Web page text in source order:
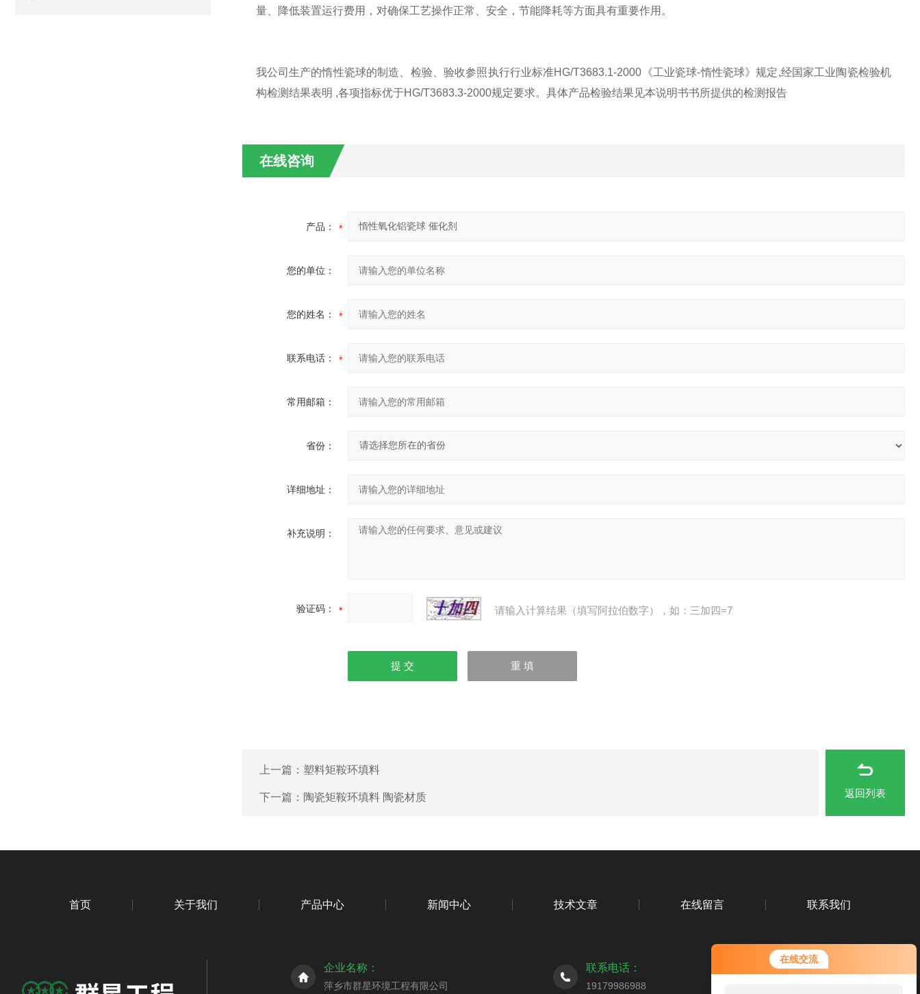
在线交流
量、降低装置运行费用，对确保工艺操作正常、安全，节能降耗等方面具有重要作用。
我公司生产的惰性瓷球的制造、检验、验收参照执行行业标准HG/T3683.1-2000 《工业瓷球-惰性瓷球》规定,经国家工业陶瓷检验机
构检测结果表明 ,各项指标优于HG/T3683.3-2000规定要求。具体产品检验结果见本说明书书所提供的检测报告
在线咨询
产品：
您的单位：
您的姓名：
联系电话：
常用邮箱：
省份：
详细地址：
补充说明：
验证码： 请输入计算结果（填写阿拉伯数字），如：三加四=7
上一篇： 塑料矩鞍环填料
下一篇： 陶瓷矩鞍环填料 陶瓷材质 返回列表
首页 关于我们 产品中心 新闻中心 技术文章 在线留言 联系我们
企业名称：
萍乡市群星环境工程有限公司
联系电话：
19179986988